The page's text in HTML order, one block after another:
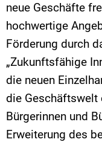
neue Geschäfte
hochwertige
Förderung durch
„Zukunftsfähige
die neuen
die Geschäftswelt
Bürgerinnen und
Erweiterung des